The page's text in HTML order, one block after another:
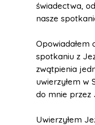
świadectwa,
nasze
Opowiadałem
spotkaniu z
zwątpienia
uwierzyłem w
do mnie przez
Uwierzyłem